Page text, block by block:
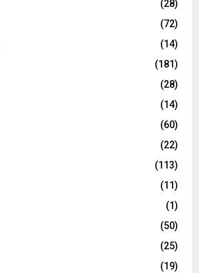
(28)
(72)
(14)
(181)
(28)
(14)
(60)
(22)
(113)
(11)
(1)
(50)
(25)
(19)